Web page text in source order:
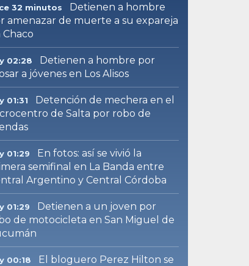
32 minutos
Detienen a hombre
amenazar de muerte a su expareja
Chaco
02:28
Detienen a hombre por
a jóvenes en Los Alisos
01:31
Detención de mechera en el
de Salta por robo de
01:29
En fotos: así se vivió la
semifinal en La Banda entre
Argentino y Central Córdoba
01:29
Detienen a un joven por
de motocicleta en San Miguel de
00:18
El bloguero Perez Hilton se